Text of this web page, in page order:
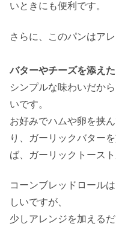
いときにも便利です。
さらに、このパンはア
バターやチーズを添え
シンプルな味わいだか
いです。
お好みでハムや卵を挟
り、ガーリックバター
ば、ガーリックトース
コーンブレッドロール
しいですが、
少しアレンジを加える